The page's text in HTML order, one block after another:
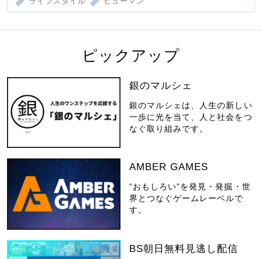
ピックアップ
銀のマルシェ
銀のマルシェは、人生の新しい
一歩に光を当て、人と社会をつ
なぐ取り組みです。
AMBER GAMES
“おもしろい”を発見・発掘・世
界とつなぐゲームレーベルで
す。
BS朝日無料見逃し配信